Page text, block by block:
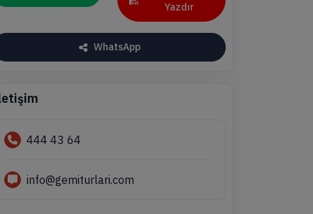
Yazdır
WhatsApp
444 43 64
info@gemiturlari.com